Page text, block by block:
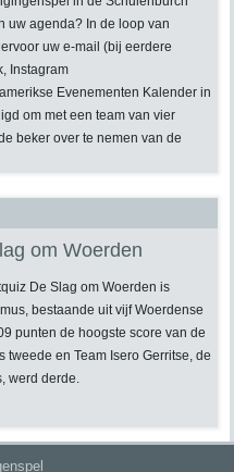
uw agenda? In de loop van
uw e-mail (bij eerdere
Instagram
Evenementen Kalender in
om met een team van vier
beker over te nemen van de
om Woerden
De Slag om Woerden is
bestaande uit vijf Woerdense
punten de hoogste score van de
tweede en Team Isero Gerritse, de
werd derde.